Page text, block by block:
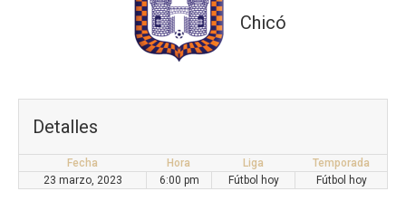
Chicó
Detalles
Fecha Hora Liga
Temporada
23 marzo, 2023
6:00 pm Fútbol hoy Fútbol hoy